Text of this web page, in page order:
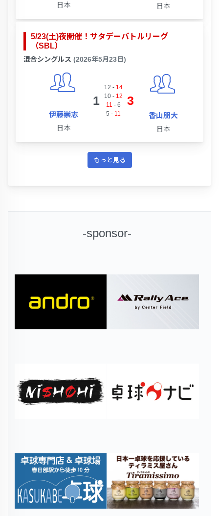
日本 日本
5/23(土)夜開催！サタデーバトルリーグ
（SBL）
混合シングルス (2026年5月23日)
伊藤崇志
日本
1
12 - 14
10- 12
11 - 6
5 - 11
3
香山朋大
日本
もっと見る
-sponsor-